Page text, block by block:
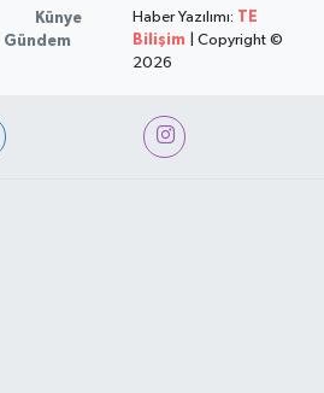
Künye
Gündem
Haber Yazılımı: TE
Bilişim | Copyright ©
2026